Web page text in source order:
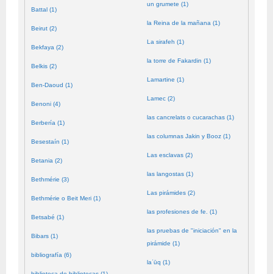
Battal (1)
Beirut (2)
Bekfaya (2)
Belkis (2)
Ben-Daoud (1)
Benoni (4)
Berbería (1)
Besestaín (1)
Betania (2)
Bethmérie (3)
Bethmérie o Beit Meri (1)
Betsabé (1)
Bibars (1)
bibliografía (6)
un grumete (1)
la Reina de la mañana (1)
La sirafeh (1)
la torre de Fakardin (1)
Lamartine (1)
Lamec (2)
las cancrelats o cucarachas (1)
las columnas Jakin y Booz (1)
Las esclavas (2)
las langostas (1)
Las pirámides (2)
las profesiones de fe. (1)
las pruebas de "iniciación" en la
pirámide (1)
laʿūq (1)